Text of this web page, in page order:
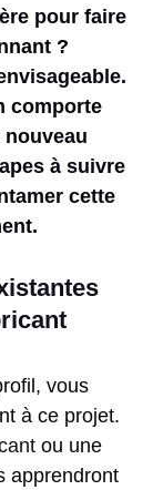
pour faire
?
comporte
à suivre
cette
vous
à ce projet.
ou une
apprendront